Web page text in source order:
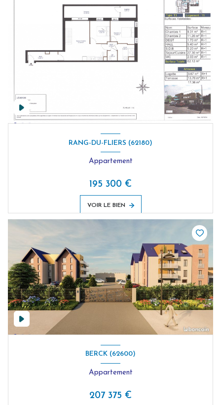
RANG-DU-FLIERS (62180)
Appartement
195 300 €
VOIR LE BIEN
BERCK (62600)
Appartement
207 375 €